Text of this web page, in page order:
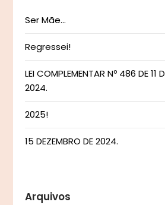
Ser Mãe…
Regressei!
LEI COMPLEMENTAR Nº 486 DE 11
2024.
2025!
15 DEZEMBRO DE 2024.
Arquivos